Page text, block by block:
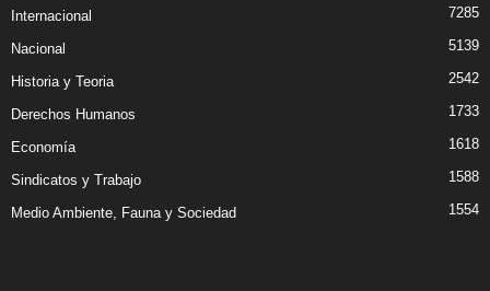
Internacional 7285
Nacional 5139
Historia y Teoria 2542
Derechos Humanos 1733
Economía 1618
Sindicatos y Trabajo 1588
Medio Ambiente, Fauna y Sociedad 1554